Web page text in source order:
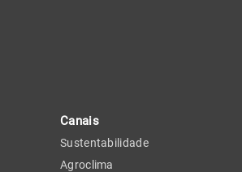
Canais
Sustentabilidade
Agroclima